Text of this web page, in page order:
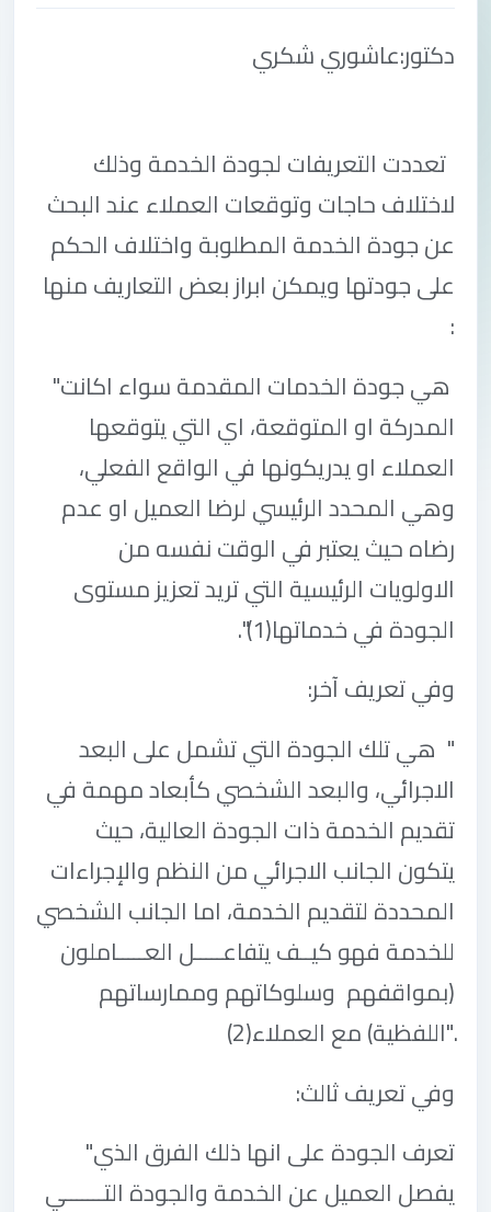
دكتور:عاشوري شكري
تعددت التعريفات لجودة الخدمة وذلك
لاختلاف حاجات وتوقعات العملاء عند البحث
عن جودة الخدمة المطلوبة واختلاف الحكم
على جودتها ويمكن ابراز بعض التعاريف منها
:
"هي جودة الخدمات المقدمة سواء اكانت
المدركة او المتوقعة، اي التي يتوقعها
العملاء او يدريكونها في الواقع الفعلي،
وهي المحدد الرئيسي لرضا العميل او عدم
رضاه حيث يعتبر في الوقت نفسه من
الاولويات الرئيسية التي تريد تعزيز مستوى
الجودة في خدماتها."(1)
وفي تعريف آخر:
" هي تلك الجودة التي تشمل على البعد
الاجرائي، والبعد الشخصي كأبعاد مهمة في
تقديم الخدمة ذات الجودة العالية، حيث
يتكون الجانب الاجرائي من النظم والإجراءات
المحددة لتقديم الخدمة، اما الجانب الشخصي
للخدمة فهو كيــف يتفاعـــــل العـــــاملون
(بمواقفهم وسلوكاتهم وممارساتهم
اللفظية) مع العملاء".
(2)
وفي تعريف ثالث:
"تعرف الجودة على انها ذلك الفرق الذي
يفصل العميل عن الخدمة والجودة التـــــــي